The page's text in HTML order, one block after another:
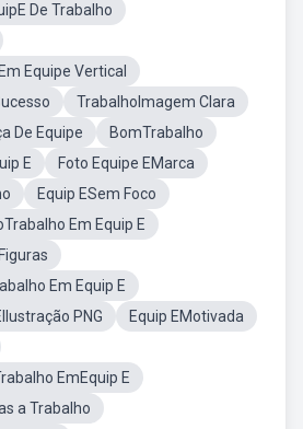
De Trabalho
Equipe Vertical
TrabalhoImagem Clara
De Equipe
BomTrabalho
E
Foto Equipe EMarca
Equip ESem Foco
Em Equip E
Em Equip E
PNG
Equip EMotivada
EmEquip E
a Trabalho